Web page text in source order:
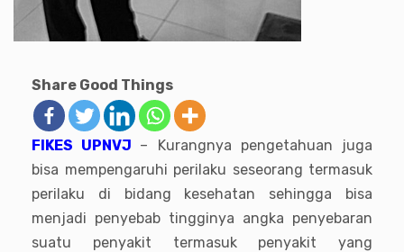
Share Good Things
FIKES UPNVJ – Kurangnya pengetahuan juga
bisa mempengaruhi perilaku seseorang termasuk
perilaku di bidang kesehatan sehingga bisa
menjadi penyebab tingginya angka penyebaran
suatu penyakit termasuk penyakit yang